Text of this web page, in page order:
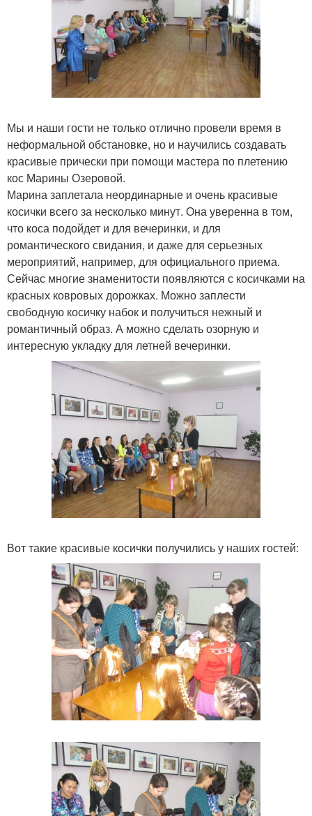
Мы и наши гости не только отлично провели время в
неформальной обстановке, но и научились создавать
красивые прически при помощи мастера по плетению
кос Марины Озеровой.
Марина заплетала неординарные и очень красивые
косички всего за несколько минут. Она уверенна в том,
что коса подойдет и для вечеринки, и для
романтического свидания, и даже для серьезных
мероприятий, например, для официального приема.
Сейчас многие знаменитости появляются с косичками на
красных ковровых дорожках. Можно заплести
свободную косичку набок и получиться нежный и
романтичный образ. А можно сделать озорную и
интересную укладку для летней вечеринки.
Вот такие красивые косички получились у наших гостей: